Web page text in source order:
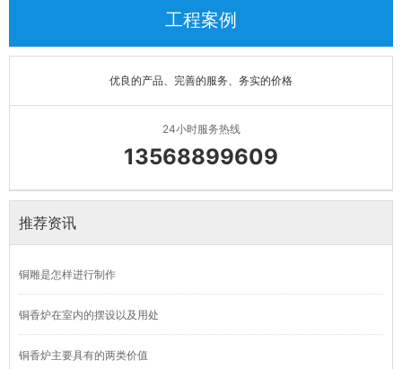
工程案例
优良的产品、完善的服务、务实的价格
24小时服务热线
13568899609
推荐资讯
铜雕是怎样进行制作
铜香炉在室内的摆设以及用处
铜香炉主要具有的两类价值